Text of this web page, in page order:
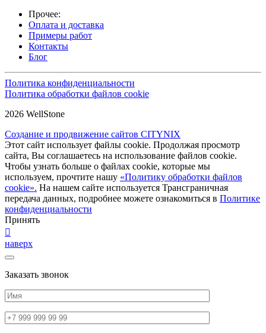
Прочее:
Оплата и доставка
Примеры работ
Контакты
Блог
Политика конфиденциальности
Политика обработки файлов cookie
2026 WellStone
Создание и продвижение сайтов CITYNIX
Этот сайт использует файлы cookie. Продолжая просмотр
сайта, Вы соглашаетесь на использование файлов cookie.
Чтобы узнать больше о файлах cookie, которые мы
используем, прочтите нашу «Политику обработки файлов
cookie». На нашем сайте используется Трансграничная
передача данных, подробнее можете ознакомиться в Политике
конфиденциальности
Принять
наверх
Заказать звонок